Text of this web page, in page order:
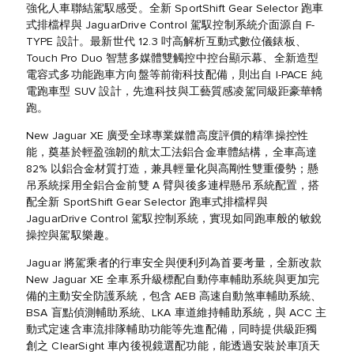
強化人車聯結駕馭感受。全新 SportShift Gear Selector 跑車
式排檔桿與 JaguarDrive Control 駕馭控制系統介面源自 F-
TYPE 設計。最新世代 12.3 吋高解析互動式數位儀錶板、
Touch Pro Duo 智慧多媒體雙觸控中控台顯示幕、全新造型
電容式多功能跑車方向盤等前衛科技配備，則出自 I-PACE 純
電跑車型 SUV 設計，先進科技與工藝質感凌駕同級距豪華轎
跑。
New Jaguar XE 廣受全球專業媒體高度評價的精準操控性
能，奠基於輕盈強韌的航太工法鋁合金車體結構，全車高達
82% 以鋁合金材質打造，兼具輕量化與高剛性雙重優勢；懸
吊系統採用全鋁合金前雙 A 臂與後多連桿懸吊系統配置，搭
配全新 SportShift Gear Selector 跑車式排檔桿與
JaguarDrive Control 駕馭控制系統，實現如同跑車般的敏銳
操控與駕馭樂趣。
Jaguar 將駕乘者的行車安全與便利列為首要考量，全新改款
New Jaguar XE 全車系升級標配自動停車輔助系統與更加完
備的主動安全防護系統，包含 AEB 高速自動煞車輔助系統、
BSA 盲點偵測輔助系統、LKA 車道維持輔助系統，與 ACC 主
動式定速含車流排隊輔助功能等先進配備，同時提供級距獨
創之 ClearSight 車內後視鏡選配功能，能透過安裝於車頂天